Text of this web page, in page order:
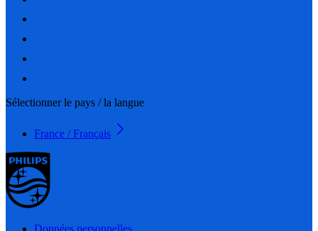
Sélectionner le pays / la langue
France / Français